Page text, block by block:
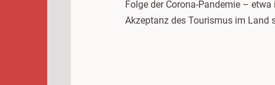
Folge der Corona-Pandemie –
Akzeptanz des Tourismus im Land